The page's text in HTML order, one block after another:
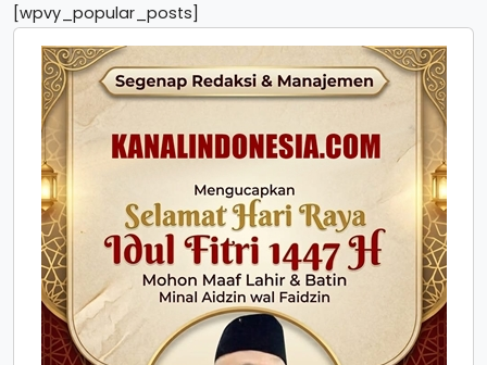
[wpvy_popular_posts]